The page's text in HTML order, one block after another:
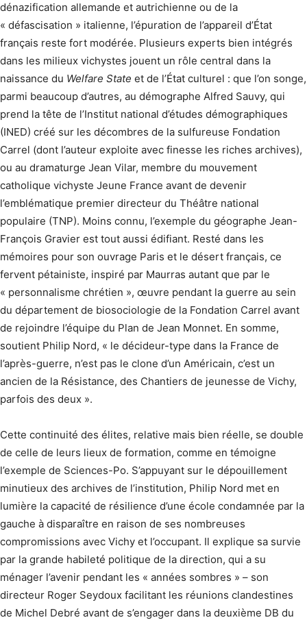
dénazification allemande et autrichienne ou de la
« défascisation » italienne, l’épuration de l’appareil d’État
français reste fort modérée. Plusieurs experts bien intégrés
dans les milieux vichystes jouent un rôle central dans la
naissance du Welfare State et de l’État culturel : que l’on songe,
parmi beaucoup d’autres, au démographe Alfred Sauvy, qui
prend la tête de l’Institut national d’études démographiques
(INED) créé sur les décombres de la sulfureuse Fondation
Carrel (dont l’auteur exploite avec finesse les riches archives),
ou au dramaturge Jean Vilar, membre du mouvement
catholique vichyste Jeune France avant de devenir
l’emblématique premier directeur du Théâtre national
populaire (TNP). Moins connu, l’exemple du géographe Jean-
François Gravier est tout aussi édifiant. Resté dans les
mémoires pour son ouvrage Paris et le désert français, ce
fervent pétainiste, inspiré par Maurras autant que par le
« personnalisme chrétien », œuvre pendant la guerre au sein
du département de biosociologie de la Fondation Carrel avant
de rejoindre l’équipe du Plan de Jean Monnet. En somme,
soutient Philip Nord, « le décideur-type dans la France de
l’après-guerre, n’est pas le clone d’un Américain, c’est un
ancien de la Résistance, des Chantiers de jeunesse de Vichy,
parfois des deux ».
Cette continuité des élites, relative mais bien réelle, se double
de celle de leurs lieux de formation, comme en témoigne
l’exemple de Sciences-Po. S’appuyant sur le dépouillement
minutieux des archives de l’institution, Philip Nord met en
lumière la capacité de résilience d’une école condamnée par la
gauche à disparaître en raison de ses nombreuses
compromissions avec Vichy et l’occupant. Il explique sa survie
par la grande habileté politique de la direction, qui a su
ménager l’avenir pendant les « années sombres » – son
directeur Roger Seydoux facilitant les réunions clandestines
de Michel Debré avant de s’engager dans la deuxième DB du